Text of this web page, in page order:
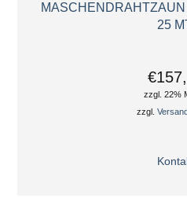
25
zzgl. 22%
zzgl.